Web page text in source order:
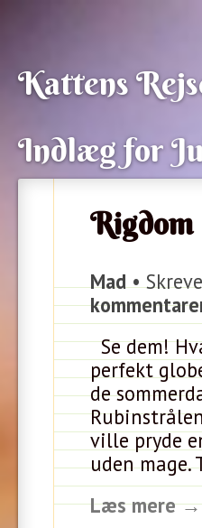
Kattens
Indlæg for
Rigdom
Mad•
Se dem!
perfekt
de
ville pryde
uden mage.
Læs mere →